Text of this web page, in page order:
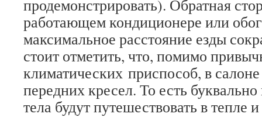
продемонстрировать). Обратная
работающем кондиционере или
максимальное расстояние езды
стоит отметить, что, помимо
климатических приспособ, в салоне
передних кресел. То есть
тела будут путешествовать в тепле